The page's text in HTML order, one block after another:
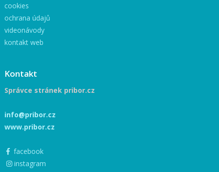
cookies
ochrana údajů
videonávody
kontakt web
Kontakt
Správce stránek pribor.cz
info@pribor.cz
www.pribor.cz
facebook
instagram